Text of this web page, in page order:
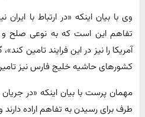
وی با بیان اینکه «در ارتباط با
تفاهم این است که به نوعی صلح و
آمریکا را نیز در این فرایند تامین
کشورهای حاشیه خلیج فارس نیز
طرف برای رسیدن به تفاهم اراده